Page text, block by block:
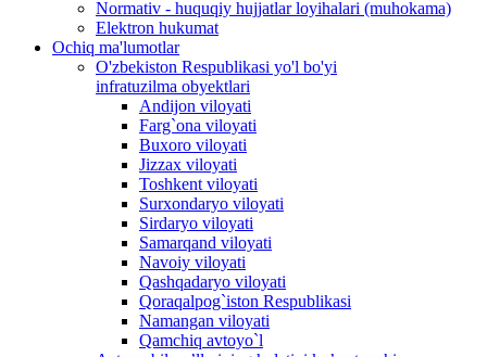
Normativ - huquqiy hujjatlar loyihalari (muhokama)
Elektron hukumat
Ochiq ma'lumotlar
O'zbekiston Respublikasi yo'l bo'yi
infratuzilma obyektlari
Andijon viloyati
Farg`ona viloyati
Buxoro viloyati
Jizzax viloyati
Toshkent viloyati
Surxondaryo viloyati
Sirdaryo viloyati
Samarqand viloyati
Navoiy viloyati
Qashqadaryo viloyati
Qoraqalpog`iston Respublikasi
Namangan viloyati
Qamchiq avtoyo`l